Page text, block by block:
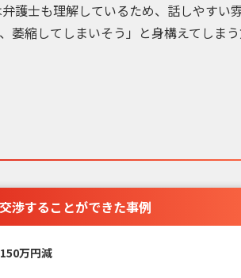
護士も理解しているため、話しやすい
萎縮してしまいそう」と身構えてしま
渉することができた事例
150万円減